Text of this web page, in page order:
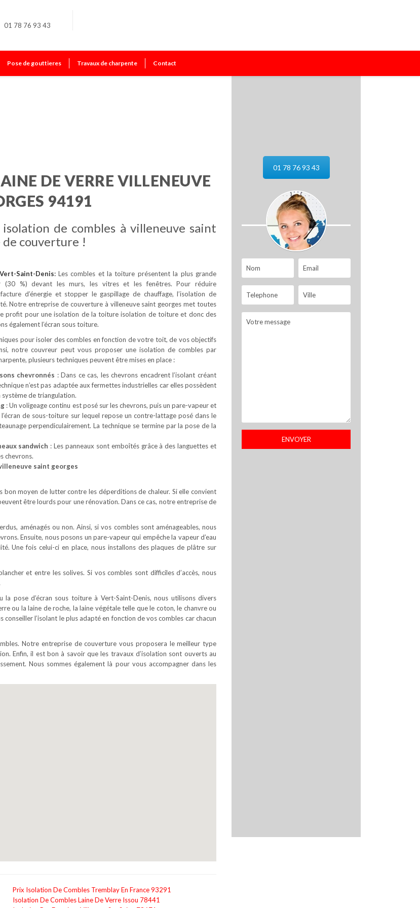
01 78 76 93 43
Pose de gouttieres Travaux de charpente Contact
DE VERRE VILLENEUVE
94191
de combles à villeneuve saint
couverture !
Saint-Denis:Les combles et la toiture présentent la plus grande
(30 %) devant les murs, les vitres et les fenêtres. Pour réduire
d’énergie et stopper le gaspillage de chauffage, l’isolation de
Notre entreprise de couverture à villeneuve saint georges met toutes
profit pour une isolation de la toiture isolation de toiture et donc des
également l’écran sous toiture.
pour isoler des combles en fonction de votre toit, de vos objectifs
notre couvreur peut vous proposer une isolation de combles par
plusieurs techniques peuvent être mises en place :
chevronnés : Dans ce cas, les chevrons encadrent l’isolant créant
n’est pas adaptée aux fermettes industrielles car elles possèdent
système de triangulation.
: Un voligeage continu est posé sur les chevrons, puis un pare-vapeur et
de sous-toiture sur lequel repose un contre-lattage posé dans le
perpendiculairement. La technique se termine par la pose de la
sandwich : Les panneaux sont emboîtés grâce à des languettes et
chevrons.
saint georges
bon moyen de lutter contre les déperditions de chaleur. Si elle convient
être lourds pour une rénovation. Dans ce cas, notre entreprise de
aménagés ou non. Ainsi, si vos combles sont aménageables, nous
Ensuite, nous posons un pare-vapeur qui empêche la vapeur d’eau
Une fois celui-ci en place, nous installons des plaques de plâtre sur
et entre les solives. Si vos combles sont difficiles d’accès, nous
pose d’écran sous toiture à Vert-Saint-Denis, nous utilisons divers
ou la laine de roche, la laine végétale telle que le coton, le chanvre ou
l’isolant le plus adapté en fonction de vos combles car chacun
Notre entreprise de couverture vous proposera le meilleur type
Enfin, il est bon à savoir que les travaux d’isolation sont ouverts au
Nous sommes également là pour vous accompagner dans les
Prix Isolation De Combles Tremblay En France 93291
Isolation De Combles Laine De Verre Issou 78441
01 78 76 93 43